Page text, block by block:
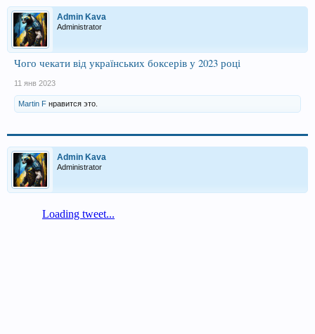
Admin Kava
Administrator
Чого чекати від українських боксерів у 2023 році
11 янв 2023
Martin F нравится это.
Admin Kava
Administrator